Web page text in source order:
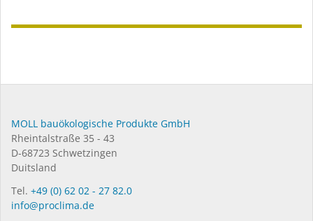
MOLL bauökologische Produkte GmbH
Rheintalstraße 35 - 43
D-68723 Schwetzingen
Duitsland
Tel. +49 (0) 62 02 - 27 82.0
info@proclima.de